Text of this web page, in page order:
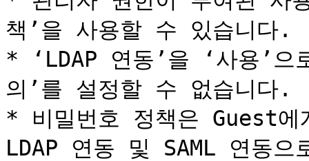
책’을 사용할 수 있습니다.
* ‘LDAP 연동’을 ‘사용’으
의’를 설정할 수 없습니다.
* 비밀번호 정책은 Guest
LDAP 연동 및 SAML 연동